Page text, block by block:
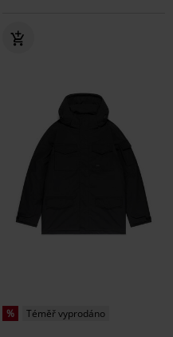
% Téměř vyprodáno